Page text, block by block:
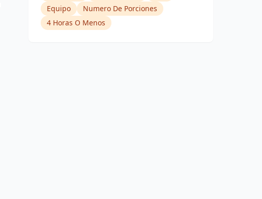
Equipo
Numero De Porciones
4 Horas O Menos